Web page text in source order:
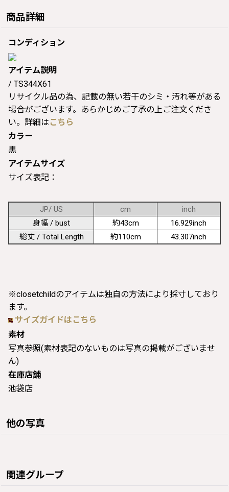
商品詳細
コンディション
アイテム説明
/ TS344X61
リサイクル品の為、記載の無い若干のシミ・汚れ等がある
場合がございます。あらかじめご了承の上ご注文くださ
い。詳細は こちら
カラー
黒
アイテムサイズ
サイズ表記：
JP/ US cm
inch
身幅 / bust
約43cm
16.929inch
総丈 / Total Length
約110cm 43.307inch
※closetchildのアイテムは独自の方法により採寸しており
ます。
サイズガイドはこちら
素材
写真参照(素材表記のないものは写真の掲載がございませ
ん)
在庫店舗
池袋店
他の写真
関連グループ